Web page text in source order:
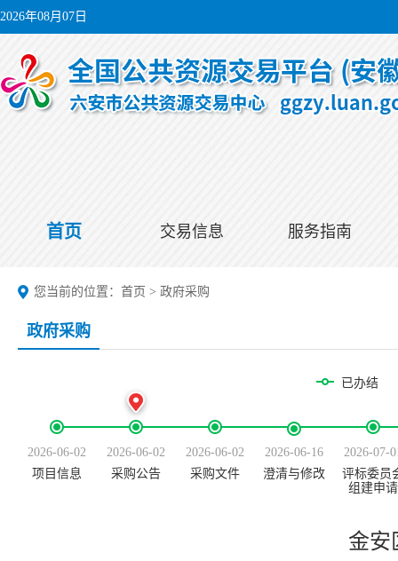
2026年08月07日
首页 交易信息 服务指南
您当前的位置： 首页 > 政府采购
政府采购
已办结
2026-06-02
项目信息
2026-06-02
采购公告
2026-06-02
采购文件
2026-06-16
澄清与修改
2026-07-
评标委员
组建申请
金安